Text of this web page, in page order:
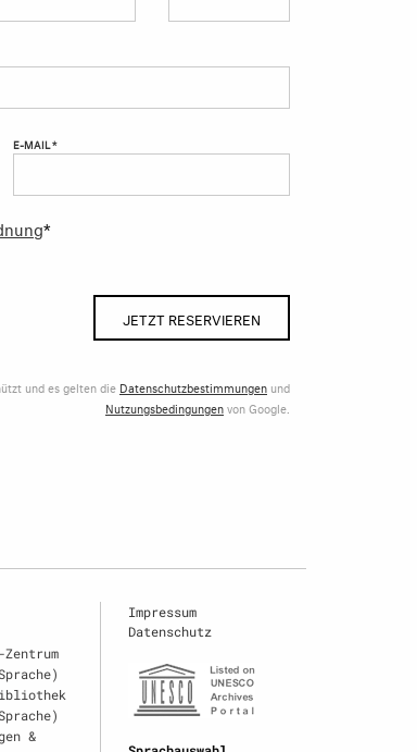
E-MAIL *
*
JETZT RESERVIEREN
und es gelten die Datenschutzbestimmungen und
Nutzungsbedingungenvon Google.
Zentrum
&
Impressum
Datenschutz